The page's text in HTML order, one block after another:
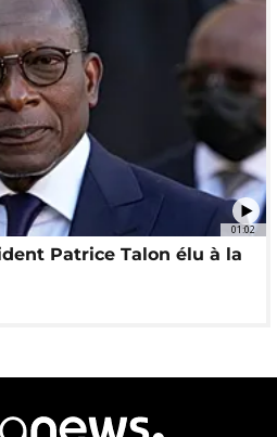
01:02
Patrice Talon élu à la